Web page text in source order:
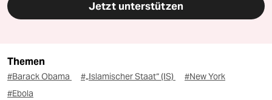
Jetzt unterstützen
Themen
#Barack Obama #„Islamischer Staat“ (IS)
#New York
#Ebola